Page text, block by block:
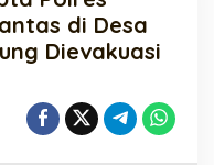
di Desa
Dievakuasi